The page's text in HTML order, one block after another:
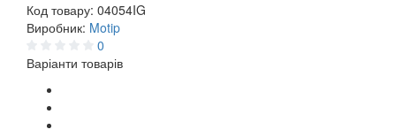
Код товару: 04054IG
Виробник: Motip
0
Варіанти товарів